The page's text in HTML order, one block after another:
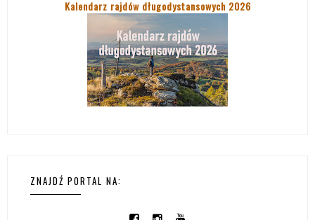
Kalendarz rajdów długodystansowych 2026
ZNAJDŹ PORTAL NA: